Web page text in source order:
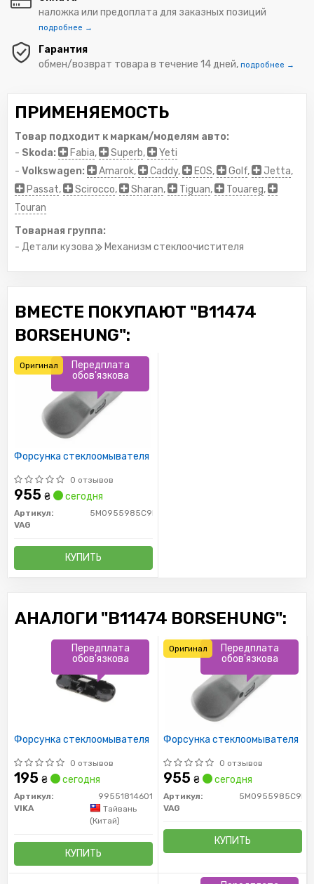
наложка или предоплата для заказных позиций
подробнее →
Гарантия
обмен/возврат товара в течение 14 дней, подробнее →
ПРИМЕНЯЕМОСТЬ
Товар подходит к маркам/моделям авто:
- Skoda: Fabia, Superb,
Yeti
- Volkswagen: Amarok, Caddy, EOS, Golf, Jetta,
Passat, Scirocco, Sharan, Tiguan, Touareg,
Touran
Товарная группа:
- Детали кузова
Механизм стеклоочистителя
ВМЕСТЕ ПОКУПАЮТ "B11474
BORSEHUNG":
Форсунка стеклоомывателя
0 отзывов
955 ₴ сегодня
Артикул:
5M0955985C9B9
VAG
КУПИТЬ
Передплата
обов'язкова
Оригинал
АНАЛОГИ "B11474 BORSEHUNG":
Форсунка стеклоомывателя
0 отзывов
195 ₴ сегодня
Артикул:
99551814601
VIKA
Тайвань
(Китай)
КУПИТЬ
Передплата
обов'язкова
Форсунка стеклоомывателя
0 отзывов
955 ₴ сегодня
Артикул:
5M0955985C9B9
VAG
КУПИТЬ
Передплата
обов'язкова
Оригинал